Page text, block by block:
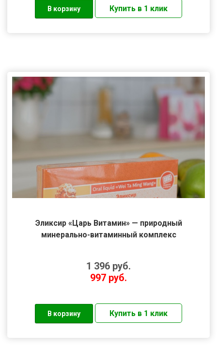
Эликсир «Царь Витамин» — природный
минерально-витаминный комплекс
1 396 руб.
997 руб.